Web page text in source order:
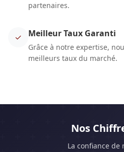
partenaires.
✓ Meilleur Taux Garanti
Grâce à notre expertise,
meilleurs taux du marché.
Nos
La confiance de